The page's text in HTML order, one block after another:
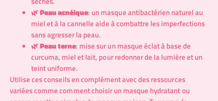
🌿Peau acnéique: un masque antibactérien naturel au
miel et à la cannelle aide à combattre les imperfections
sans agresser la peau.
🌿Peau terne: mise sur un masque éclat à base de
curcuma, miel et lait, pour redonner de la lumière et un
teint uniforme.
Utilise ces conseils en complément avec des ressources
variées commecomment choisir un masque hydratantou